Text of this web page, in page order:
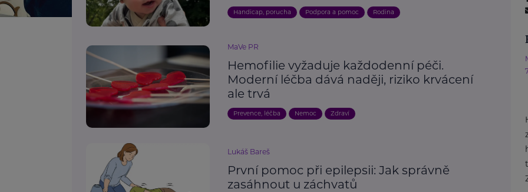
Handicap, porucha Podpora a pomoc Rodina
MaVe PR
Hemofilie vyžaduje každodenní péči.
Moderní léčba dává naději, riziko krvácení
ale trvá
Prevence, léčba Nemoc Zdraví
Lukáš Bareš
První pomoc při epilepsii: Jak správně
zasáhnout u záchvatů